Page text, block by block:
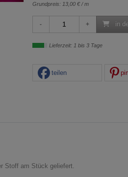
Grundpreis: 13,00 € / m
in
Lieferzeit: 1 bis 3 Tage
teilen
Stoff am Stück geliefert.